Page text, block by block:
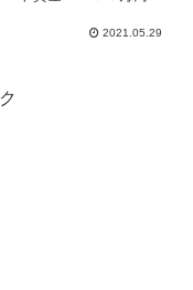
益 ４６，５９８円
2021.05.29